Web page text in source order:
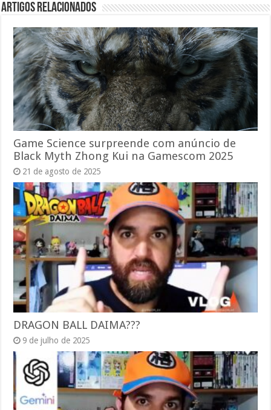
Artigos relacionados
Game Science surpreende com anúncio de
Black Myth Zhong Kui na Gamescom 2025
21 de agosto de 2025
DRAGON BALL DAIMA???
9 de julho de 2025